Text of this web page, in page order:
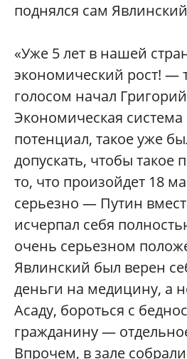
поднялся сам
«Уже 5 лет в нашей
экономический рост! —
голосом начал
Экономическая система
потенциал, такое уже
допускать, чтобы такое
то, что произойдет 18
серьезно — Путин
исчерпал себя
очень серьезном
Явлинский был верен
деньги на медицину, а
Асаду, бороться с
гражданину —
Впрочем, в зале